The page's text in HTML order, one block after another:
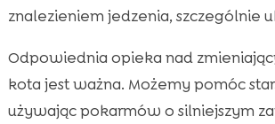
znalezieniem jedzenia, szczególnie
Odpowiednia opieka nad
kota jest ważna. Możemy pomóc
używając pokarmów o silniejszym